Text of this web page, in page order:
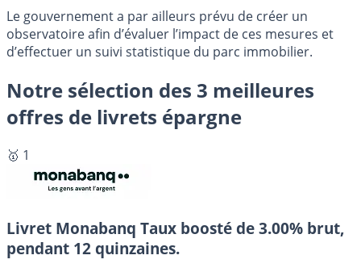
Le gouvernement a par ailleurs prévu de créer un
observatoire afin d’évaluer l’impact de ces mesures et
d’effectuer un suivi statistique du parc immobilier.
Notre sélection des 3 meilleures
offres de livrets épargne
🥇 1
Livret Monabanq Taux boosté de 3.00% brut,
pendant 12 quinzaines.